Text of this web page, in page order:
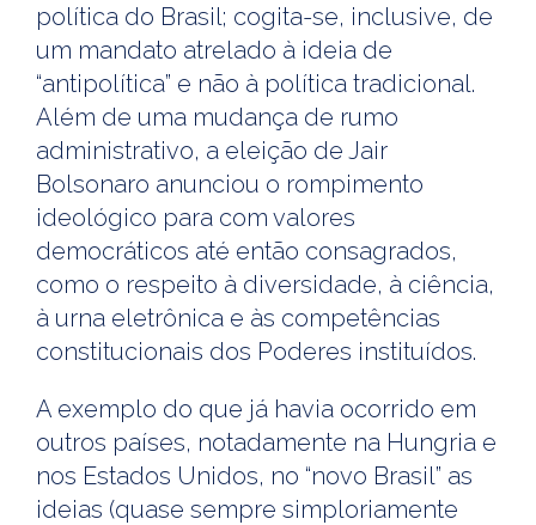
política do Brasil; cogita-se, inclusive, de
um mandato atrelado à ideia de
“antipolítica” e não à política tradicional.
Além de uma mudança de rumo
administrativo, a eleição de Jair
Bolsonaro anunciou o rompimento
ideológico para com valores
democráticos até então consagrados,
como o respeito à diversidade, à ciência,
à urna eletrônica e às competências
constitucionais dos Poderes instituídos.
A exemplo do que já havia ocorrido em
outros países, notadamente na Hungria e
nos Estados Unidos, no “novo Brasil” as
ideias (quase sempre simploriamente